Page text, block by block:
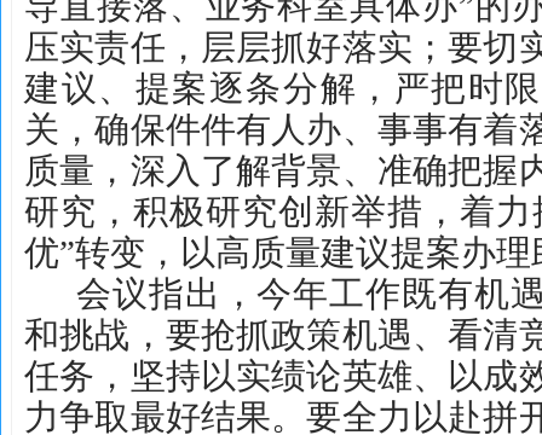
压实责任，层层抓好落实；要切
建议、提案逐条分解，严把时
关，确保件件有人办、事事有着
质量，深入了解背景、准确把握
研究，积极研究创新举措，着力
优”转变，以高质量建议提案办
会议指出，今年工作既有机
和挑战，要抢抓政策机遇、看清
任务，坚持以实绩论英雄、以成
力争取最好结果。要全力以赴拼